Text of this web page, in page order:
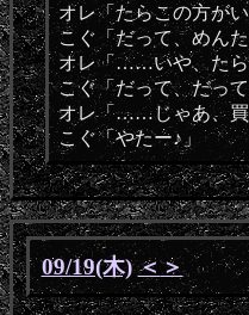
オレ「たらこの方がい
こぐ「だって、めん
オレ「……いや、たら
こぐ「だって、だっ
オレ「……じゃあ、買
こぐ「やたー♪」
09/19(木) ＜＞